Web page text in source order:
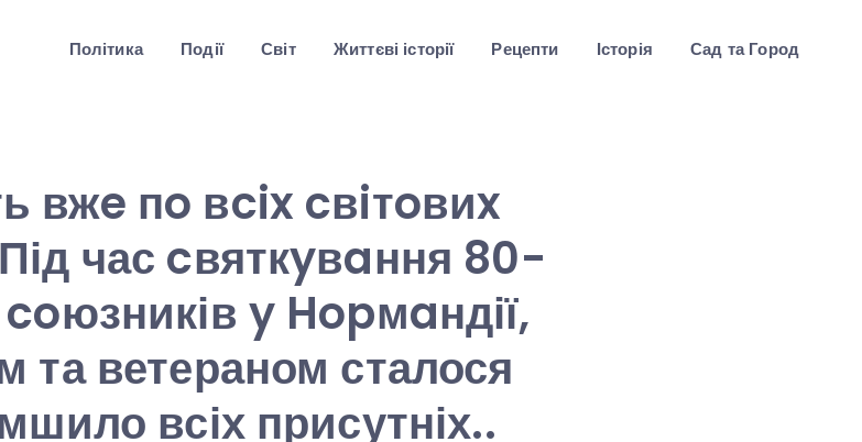
Політика Події Світ Життєві історії Рецепти Історія Сад та Город
вжe пo вcix cвiтoвиx
час cвяткyвaння 80-
y Hopмaндії,
та ветераном сталося
всіх присутніх..